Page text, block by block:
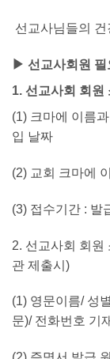
선교사님들의
▶ 선교사회원 필
1. 선교사회 회원
(1) 크마에 이름
입 날짜
(2) 교회 크마에
(3) 접수기간 : 발
2. 선교사회 회원
관 제출시)
(1) 영문이름/ 성
문)/ 전화번호 기